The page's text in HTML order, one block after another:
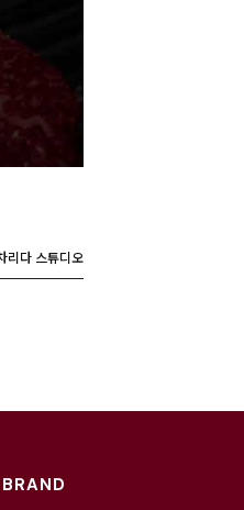
다 스튜디오
BRAND